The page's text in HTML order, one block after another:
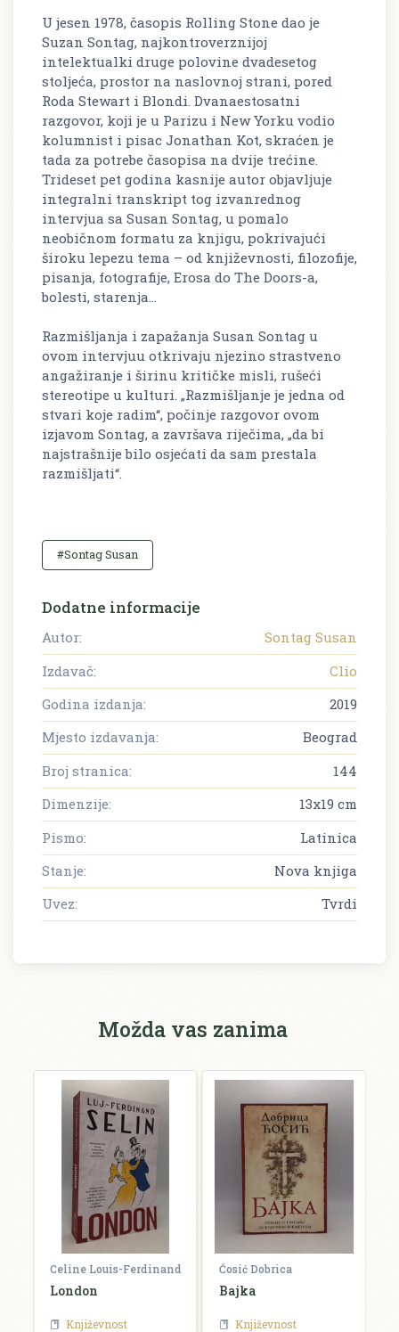
U jesen 1978, časopis Rolling Stone dao je
Suzan Sontag, najkontroverznijoj
intelektualki druge polovine dvadesetog
stoljeća, prostor na naslovnoj strani, pored
Roda Stewart i Blondi. Dvanaestosatni
razgovor, koji je u Parizu i New Yorku vodio
kolumnist i pisac Jonathan Kot, skraćen je
tada za potrebe časopisa na dvije trećine.
Trideset pet godina kasnije autor objavljuje
integralni transkript tog izvanrednog
intervjua sa Susan Sontag, u pomalo
neobičnom formatu za knjigu, pokrivajući
široku lepezu tema – od književnosti, filozofije,
pisanja, fotografije, Erosa do The Doors-a,
bolesti, starenja…
Razmišljanja i zapažanja Susan Sontag u
ovom intervjuu otkrivaju njezino strastveno
angažiranje i širinu kritičke misli, rušeći
stereotipe u kulturi. „Razmišljanje je jedna od
stvari koje radim“, počinje razgovor ovom
izjavom Sontag, a završava riječima, „da bi
najstrašnije bilo osjećati da sam prestala
razmišljati“.
#Sontag Susan
Dodatne informacije
Autor:
Sontag Susan
Izdavač:
Clio
Godina izdanja:
2019
Mjesto izdavanja:
Beograd
Broj stranica:
144
Dimenzije:
13x19 cm
Pismo:
Latinica
Stanje:
Nova knjiga
Uvez:
Tvrdi
Možda vas zanima
Celine Louis-Ferdinand
London
Književnost
Ćosić Dobrica
Bajka
Književnost